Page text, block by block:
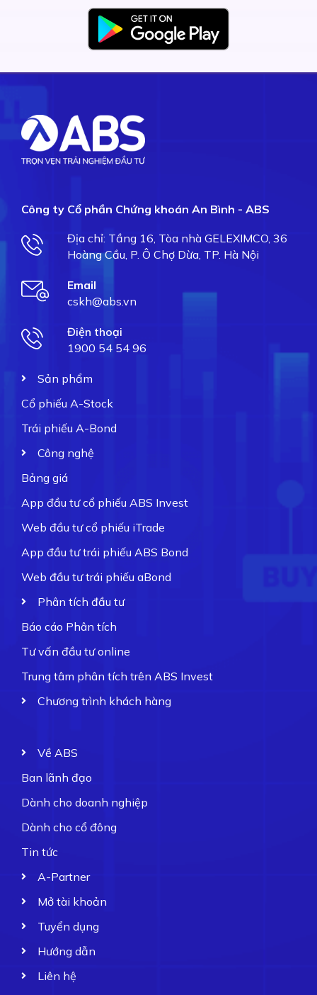
Công ty Cổ phần Chứng khoán An Bình - ABS
Địa chỉ: Tầng 16, Tòa nhà GELEXIMCO, 36
Hoàng Cầu, P. Ô Chợ Dừa, TP. Hà Nội
Email
cskh@abs.vn
Điện thoại
1900 54 54 96
Sản phẩm
Cổ phiếu A-Stock
Trái phiếu A-Bond
Công nghệ
Bảng giá
App đầu tư cổ phiếu ABS Invest
Web đầu tư cổ phiếu iTrade
App đầu tư trái phiếu ABS Bond
Web đầu tư trái phiếu aBond
Phân tích đầu tư
Báo cáo Phân tích
Tư vấn đầu tư online
Trung tâm phân tích trên ABS Invest
Chương trình khách hàng
Về ABS
Ban lãnh đạo
Dành cho doanh nghiệp
Dành cho cổ đông
Tin tức
A-Partner
Mở tài khoản
Tuyển dụng
Hướng dẫn
Liên hệ